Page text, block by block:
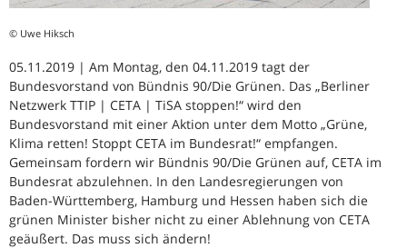
© Uwe Hiksch
05.11.2019 | Am Montag, den 04.11.2019 tagt der
Bundesvorstand von Bündnis 90/Die Grünen. Das „Berliner
Netzwerk TTIP | CETA | TiSA stoppen!“ wird den
Bundesvorstand mit einer Aktion unter dem Motto „Grüne,
Klima retten! Stoppt CETA im Bundesrat!“ empfangen.
Gemeinsam fordern wir Bündnis 90/Die Grünen auf, CETA im
Bundesrat abzulehnen. In den Landesregierungen von
Baden-Württemberg, Hamburg und Hessen haben sich die
grünen Minister bisher nicht zu einer Ablehnung von CETA
geäußert. Das muss sich ändern!